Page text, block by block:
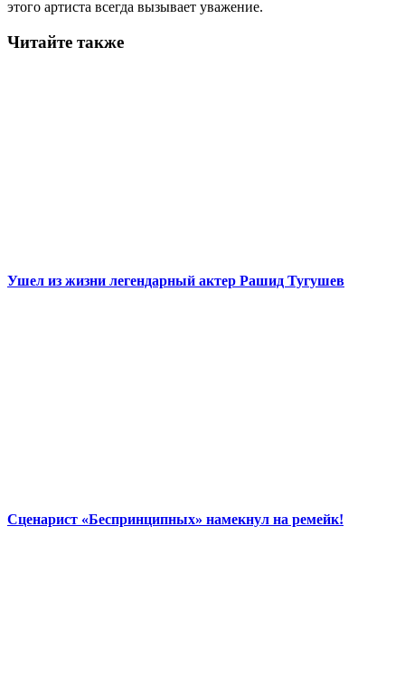
этого артиста всегда вызывает уважение.
Читайте также
Ушел из жизни легендарный актер Рашид Тугушев
Сценарист «Беспринципных» намекнул на ремейк!